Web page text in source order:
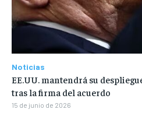
Noticias
EE.UU. mantendrá su
tras la firma del acuerdo
15 de junio de 2026